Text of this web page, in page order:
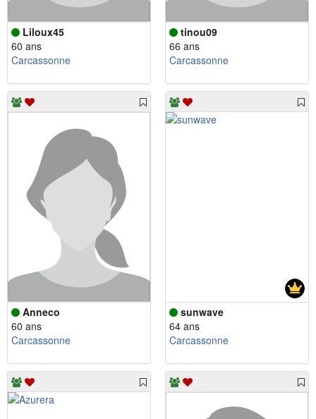
Liloux45
60 ans
Carcassonne
tinou09
66 ans
Carcassonne
Anneco
60 ans
Carcassonne
sunwave
64 ans
Carcassonne